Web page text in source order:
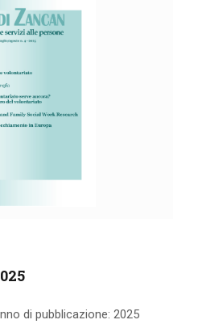
di pubblicazione: 2025